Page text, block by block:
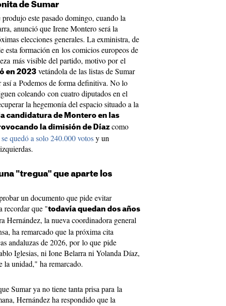
de Sumar
este pasado domingo, cuando la
anunció que Irene Montero será la
elecciones generales. La exministra, de
esta formación en los comicios europeos de
más visible del partido, motivo por el
en 2023 vetándola de las listas de Sumar
a Podemos de forma definitiva. No lo
coleando con cuatro diputados en el
la hegemonía del espacio situado a la
la candidatura de Montero en las
la dimisión de Díaz como
quedó a solo 240.000 votosy un
"tregua" que aparte los
un documento que pide evitar
recordar que "todavía quedan dos años
Hernández, la nueva coordinadora general
ha remarcado que la próxima cita
andaluzas de 2026, por lo que pide
Iglesias, ni Ione Belarra ni Yolanda Díaz,
la unidad," ha remarcado.
Sumar ya no tiene tanta prisa para la
Hernández ha respondido que la